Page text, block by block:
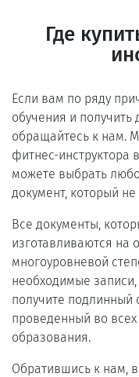
Где
Если вам по ряду
обучения и
обращайтесь к нам.
фитнес-
можете выбрать
документ, который не
Все документы,
изготавливаются на
многоуровневой
необходимые
получите подлинный
проведенный во
образования.
Обратившись к нам,